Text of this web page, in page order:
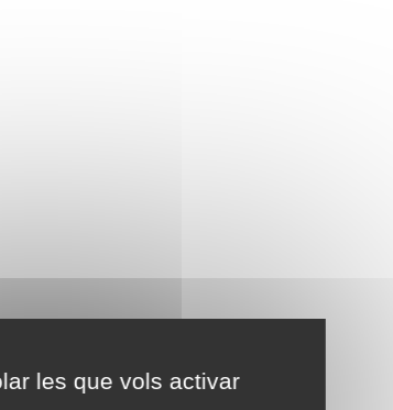
les que vols activar